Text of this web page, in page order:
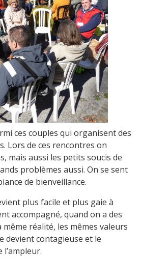
ces couples qui organisent des
Lors de ces rencontres on
mais aussi les petits soucis de
problèmes aussi. On se sent
de bienveillance.
plus facile et plus gaie à
accompagné, quand on a des
réalité, les mêmes valeurs
devient contagieuse et le